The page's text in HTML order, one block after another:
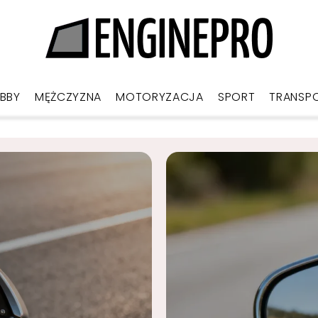
MĘŻCZYZNA MOTORYZACJA SPORT